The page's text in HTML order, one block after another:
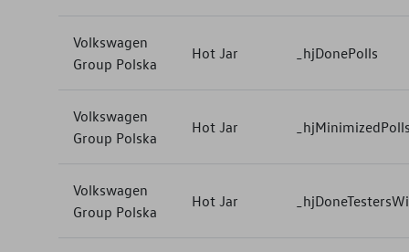
Volkswagen
Group Polska
Hot Jar _hjDonePolls
Volkswagen
Group Polska
Hot Jar
Volkswagen
Group Polska
Hot Jar